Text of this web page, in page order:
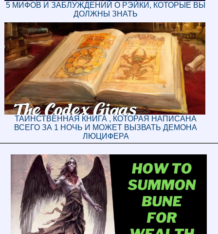
5 МИФОВ И ЗАБЛУЖДЕНИЙ О РЭЙКИ, КОТОРЫЕ ВЫ
ДОЛЖНЫ ЗНАТЬ
ТАИНСТВЕННАЯ КНИГА , КОТОРАЯ НАПИСАНА
ВСЕГО ЗА 1 НОЧЬ И МОЖЕТ ВЫЗВАТЬ ДЕМОНА
ЛЮЦИФЕРА